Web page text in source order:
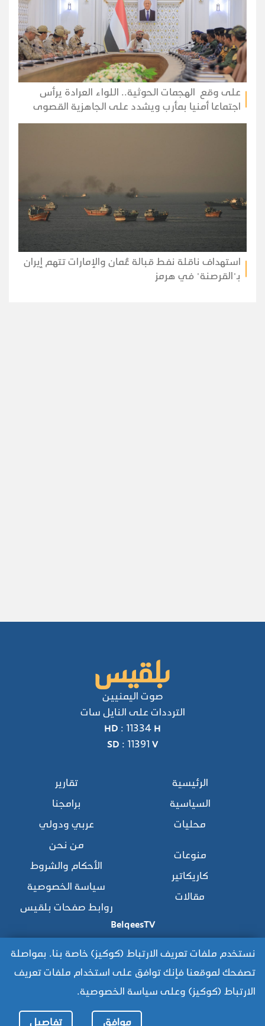
على وقع الهجمات الحوثية.. اللواء العرادة يرأس
اجتماعا أمنيا بمأرب ويشدد على الجاهزية القصوى
استهداف ناقلة نفط قبالة عُمان والإمارات تتهم إيران
بـ"القرصنة" في هرمز
نستخدم ملفات تعريف الارتباط (كوكيز) خاصة بنا. بمواصلة
تصفحك لموقعنا فإنك توافق على استخدام ملفات تعريف
الارتباط (كوكيز) وعلى سياسة الخصوصية.
موافق تفاصيل
صوت اليمنيين
الترددات على النايل سات
HD : 11334 H
SD : 11391 V
الرئيسية
السياسية
محليات
تقارير
برامجنا
عربي ودولي
منوعات
كاريكاتير
مقالات
من نحن
الأحكام والشروط
سياسة الخصوصية
روابط صفحات بلقيس
BelqeesTV
للوصول للموقع القديم:
https://www.old.belqees.net